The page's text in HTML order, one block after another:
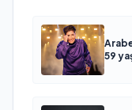
59